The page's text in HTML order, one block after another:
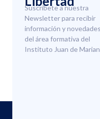
Suscríbete a nuestra
Newsletter para recibir
información y novedades
del área formativa del
Instituto Juan de